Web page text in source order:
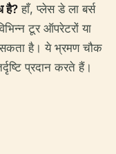
है? हाँ, प्लेस डे ला बर्स
टूर ऑपरेटरों या
सकता है। ये भ्रमण चौक
प्रदान करते हैं।